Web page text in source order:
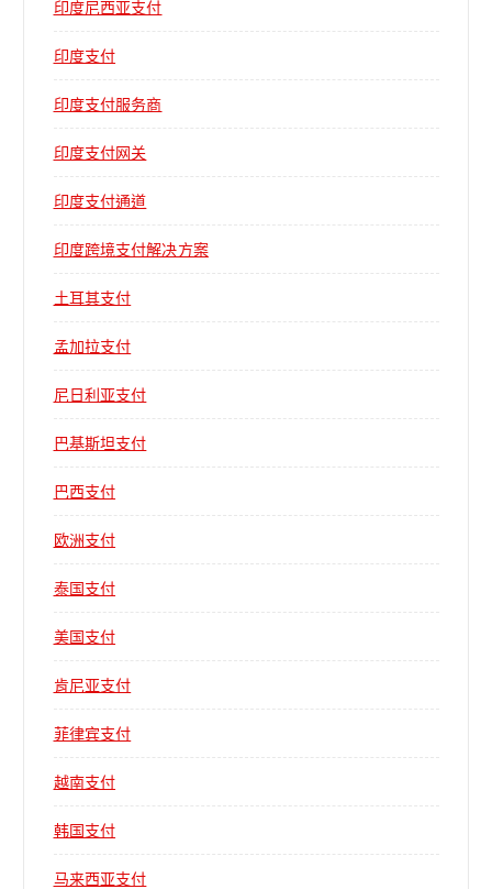
印度尼西亚支付
印度支付
印度支付服务商
印度支付网关
印度支付通道
印度跨境支付解决方案
土耳其支付
孟加拉支付
尼日利亚支付
巴基斯坦支付
巴西支付
欧洲支付
泰国支付
美国支付
肯尼亚支付
菲律宾支付
越南支付
韩国支付
马来西亚支付